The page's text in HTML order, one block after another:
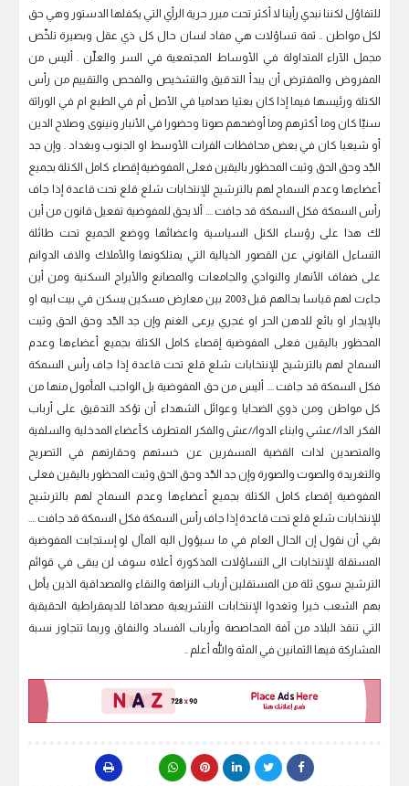
للتفاؤل لكننا نبدي رأينا لا أكثر تحت مبرر حرية الرأي التي يكفلها الدستور وهي حق
لكل مواطن .. ثمة تساؤلات هي مفاد لسان حال كل ذي عقل وبصيرة تلخّص
مجمل الآراء المتداولة في الأوساط المجتمعية في السر والعلّن . أليس من
المفروض والمفترض أن يبدأ التدقيق والتشخيص والفحص والتقييم من رأس
الكتلة ورئيسها فيما إذا كان بعثيا صداميا في الأصل أم في الطبع ام في الوراثة
سنيّا كان وما أكثرهم وما أوضحهم صوتا وحضورا في الأنبار ونينوى وصلاح الدين
أو شيعيا كان في بعض محافظات الفرات الأوسط او الجنوب وبغداد . وإن جد
الجّد وحق الحق وثبت المحظور باليقين فعلى المفوضية إقصاء كامل الكتلة بجميع
أعضاءها وعدم السماح لهم بالترشيح للإنتخابات شلع قلع تحت قاعدة إذا جاف
رأس السمكة فكل السمكة قد جافت .... ألا يحق للمفوضية تفعيل قانون من أين
لك هذا على رؤساء الكتل السياسية واعضائها ووضع الجميع تحت طائلة
التساءل القانوني عن القصور الخيالية التي يمتلكونها والأملاك والاف الدوانم
على ضفاف الأنهار والنوادي والجامعات والمصانع والأبراج السكنية ومن أين
جاءت لهم قياسا بحالهم قبل 2003 بين معارض مسكين يسكن في بيت ابيه او
بالإيجار او بائع للدهن الحر او غجري يرعى الغنم وإن جد الجّد وحق الحق وثبت
المحظور باليقين فعلى المفوضية إقصاء كامل الكتلة بجميع أعضاءها وعدم
السماح لهم بالترشيح للإنتخابات شلع قلع تحت قاعدة إذا جاف رأس السمكة
فكل السمكة قد جافت .... أليس من حق المفوضية بل الواجب المأمول منها من
كل مواطن ومن ذوي الضحايا وعوائل الشهداء أن تؤكد التدقيق على أرباب
الفكر الدا//عشي وابناء الدوا//عش والفكر المتطرف كأعضاء المدخلية والسلفية
والمتصدين لذات القضية المسفرين عن خستهم وحقارتهم في التصريح
والتغريدة والصوت والصورة وإن جد الجّد وحق الحق وثبت المحظور باليقين فعلى
المفوضية إقصاء كامل الكتلة بجميع أعضاءها وعدم السماح لهم بالترشيح
للإنتخابات شلع قلع تحت قاعدة إذا جاف رأس السمكة فكل السمكة قد جافت ....
بقي أن نقول إن الحال العام في ما سيؤول اليه المآل لو إستجابت المفوضية
المستقلة للإنتخابات الى التساؤلات المذكورة أعلاه سوف لن يبقى في قوائم
الترشيح سوى ثلة من المستقلين أرباب النزاهة والنقاء والمصداقية الذين يأمل
بهم الشعب خيرا وتغدوا الإنتخابات التشريعية مصداقا للديمقراطية الحقيقية
التي تنقذ البلاد من آفة المحاصصة وأرباب الفساد والنفاق وربما تتجاوز نسبة
المشاركة فيها الثمانين في المئة والله أعلم ..